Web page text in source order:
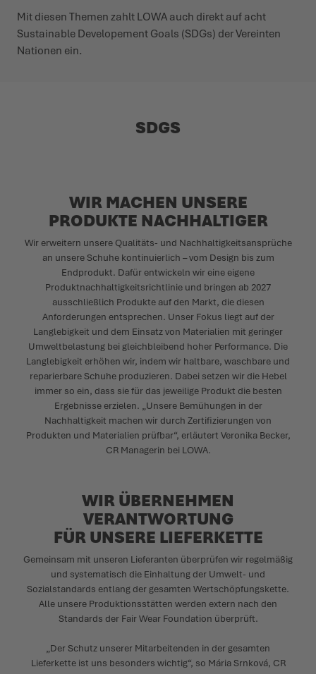
Mit diesen Themen zahlt LOWA auch direkt auf acht
Sustainable Developement Goals (SDGs) der Vereinten
Nationen ein.
SDGS
WIR MACHEN UNSERE
PRODUKTE NACHHALTIGER
Wir erweitern unsere Qualitäts- und Nachhaltigkeitsansprüche
an unsere Schuhe kontinuierlich – vom Design bis zum
Endprodukt. Dafür entwickeln wir eine eigene
Produktnachhaltigkeitsrichtlinie und bringen ab 2027
ausschließlich Produkte auf den Markt, die diesen
Anforderungen entsprechen. Unser Fokus liegt auf der
Langlebigkeit und dem Einsatz von Materialien mit geringer
Umweltbelastung bei gleichbleibend hoher Performance. Die
Langlebigkeit erhöhen wir, indem wir haltbare, waschbare und
reparierbare Schuhe produzieren. Dabei setzen wir die Hebel
immer so ein, dass sie für das jeweilige Produkt die besten
Ergebnisse erzielen. „Unsere Bemühungen in der
Nachhaltigkeit machen wir durch Zertifizierungen von
Produkten und Materialien prüfbar“, erläutert Veronika Becker,
CR Managerin bei LOWA.
WIR ÜBERNEHMEN
VERANTWORTUNG
FÜR UNSERE LIEFERKETTE
Gemeinsam mit unseren Lieferanten überprüfen wir regelmäßig
und systematisch die Einhaltung der Umwelt- und
Sozialstandards entlang der gesamten Wertschöpfungskette.
Alle unsere Produktionsstätten werden extern nach den
Standards der Fair Wear Foundation überprüft.
„Der Schutz unserer Mitarbeitenden in der gesamten
Lieferkette ist uns besonders wichtig“, so Mária Srnková, CR